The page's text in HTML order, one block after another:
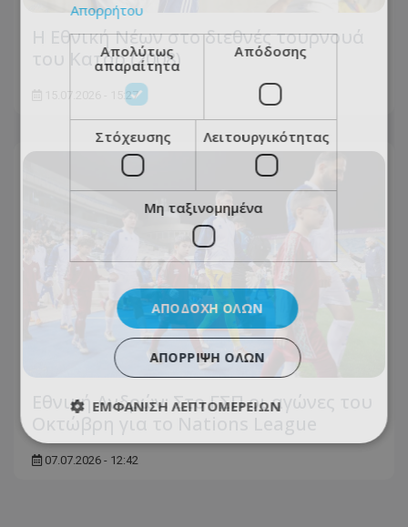
Η Εθνική Νέων στο διεθνές τουρνουά
του Κατάρ (2008)
15.07.2026 - 15:27
Εθνική Ανδρών: Στο ΓΣΠ οι αγώνες του
07.07.2026 - 12:42
Απορρήτου
Απολύτως
απαραίτητα
Απόδοσης
Στόχευσης Λειτουργικότητας
Μη ταξινομημένα
ΑΠΟΔΟΧΉ ΌΛΩΝ
ΑΠΌΡΡΙΨΗ ΌΛΩΝ
ΕΜΦΆΝΙΣΗ ΛΕΠΤΟΜΕΡΕΙΏΝ